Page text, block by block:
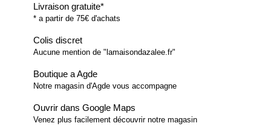
Livraison gratuite*
* a partir de 75€ d'achats
Colis discret
Aucune mention de "lamaisondazalee.fr"
Boutique a Agde
Notre magasin d'Agde vous accompagne
Ouvrir dans Google Maps
Venez plus facilement découvrir notre magasin